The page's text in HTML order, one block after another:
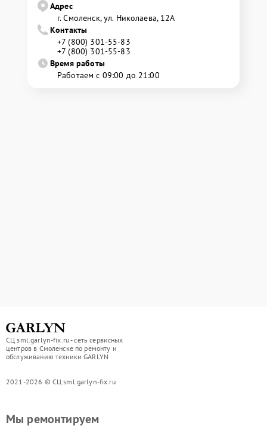
Адрес
г. Смоленск, ул. Николаева, 12А
Контакты
+7 (800) 301-55-83
+7 (800) 301-55-83
Время работы
Работаем с 09:00 до 21:00
СЦ sml.garlyn-fix.ru - сеть сервисных
центров в Смоленске по ремонту и
обслуживанию техники GARLYN
2021-2026 © СЦ sml.garlyn-fix.ru
Мы ремонтируем